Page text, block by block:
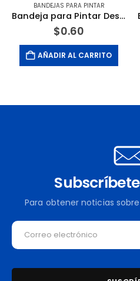
BANDEJAS PARA PINTAR
Bandeja para Pintar Desechable Plástica. LINZER PRODUCTS
$0.60
AÑADIR AL CARRITO
Para obtener noticias